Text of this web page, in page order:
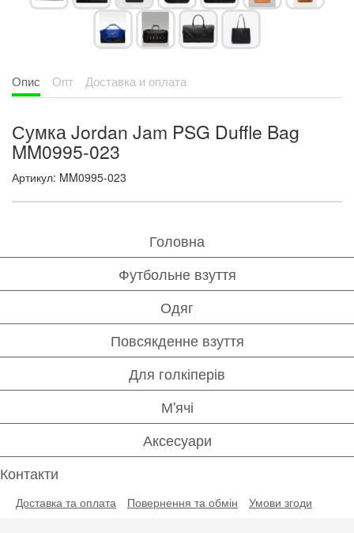
Опис Опт Доставка и оплата
Сумка Jordan Jam PSG Duffle Bag
MM0995-023
Артикул: MM0995-023
Головна
Футбольне взуття
Одяг
Повсякденне взуття
Для голкіперів
М'ячі
Аксесуари
Контакти
Доставка та оплата Повернення та обмін Умови згоди